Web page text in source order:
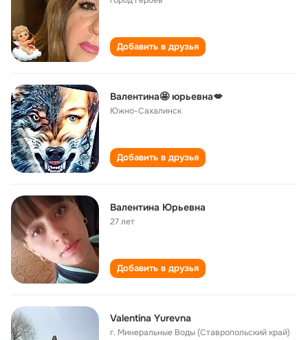
Добавить в друзья
Валентина🤩 юрьевна💋
Южно-Сахалинск
Добавить в друзья
Валентина Юрьевна
27 лет
Добавить в друзья
Valentina Yurevna
г. Минеральные Воды (Ставропольский край)